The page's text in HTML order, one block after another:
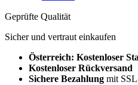
Geprüfte Qualität
Sicher und vertraut einkaufen
Österreich: Kostenloser
Kostenloser Rückversand
Sichere Bezahlung mit